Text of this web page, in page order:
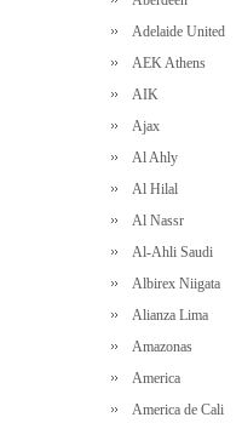
Adelaide United
AEK Athens
AIK
Ajax
Al Ahly
Al Hilal
Al Nassr
Al-Ahli Saudi
Albirex Niigata
Alianza Lima
Amazonas
America
America de Cali